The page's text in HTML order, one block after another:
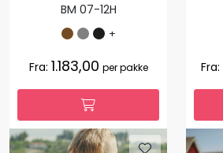
BM 07-12H
+
Fra: 1.183,00 per pakke Fra: